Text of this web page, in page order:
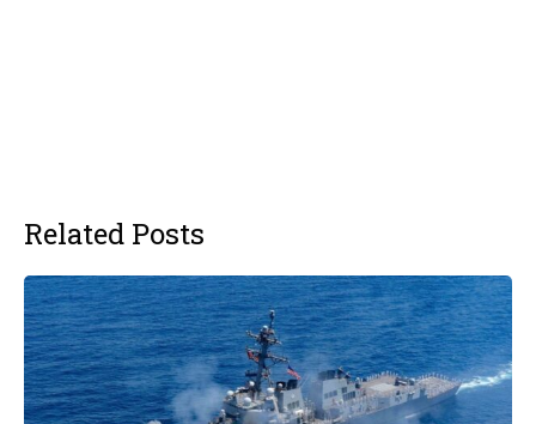
Related Posts